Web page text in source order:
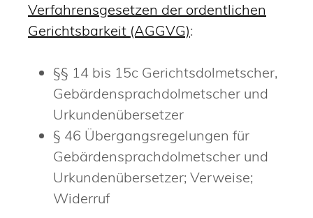
Verfahrensgesetzen der ordentlichen
Gerichtsbarkeit (AGGVG):
§§ 14 bis 15c Gerichtsdolmetscher,
Gebärdensprachdolmetscher und
Urkundenübersetzer
§ 46 Übergangsregelungen für
Gebärdensprachdolmetscher und
Urkundenübersetzer; Verweise;
Widerruf